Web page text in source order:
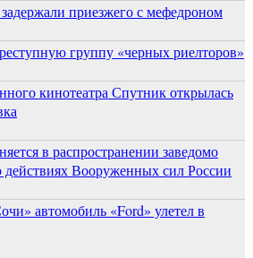
приезжего с мефедроном
группу «черных риелторов»
кинотеатра Спутник открылась
в распространении заведомо
Вооруженных сил России
автомобиль «Ford» улетел в